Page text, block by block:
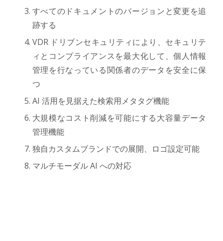
すべてのドキュメントのバージョンと変更を追
跡する
VDR ドリブンセキュリティにより、セキュリテ
ィとコンプライアンスを最大化して、個人情報
管理を行なっている関係者のデータを安全に保
つ
AI 活用を見据えた検索用メタタグ機能
大規模なコスト削減を可能にする大容量データ
管理機能
独自カスタムブランドでの展開、ロゴ設定可能
マルチモーダル AI への対応